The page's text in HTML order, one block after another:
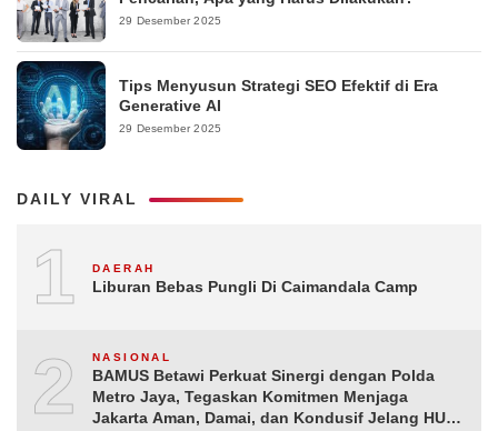
29 Desember 2025
Tips Menyusun Strategi SEO Efektif di Era
Generative AI
29 Desember 2025
DAILY VIRAL
1 DAERAH
Liburan Bebas Pungli Di Caimandala Camp
2 NASIONAL
BAMUS Betawi Perkuat Sinergi dengan Polda
Metro Jaya, Tegaskan Komitmen Menjaga
Jakarta Aman, Damai, dan Kondusif Jelang HUT